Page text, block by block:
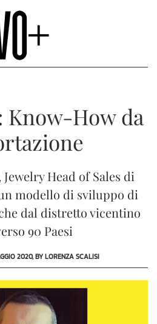
Know-How da
Head of Sales di
modello di sviluppo di
dal distretto vicentino
90 Paesi
2020, BY LORENZA SCALISI